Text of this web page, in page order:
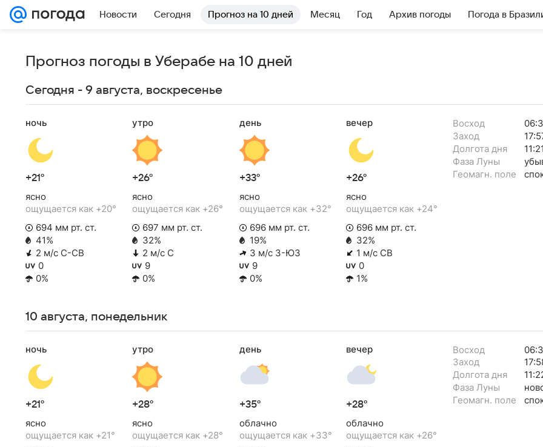
Новости Сегодня Прогноз на 10 дней Месяц Год Архив погоды Погода в
Прогноз погоды в Уберабе на 10 дней
Сегодня - 9 августа, воскресенье
ночь
+21°
ясно
ощущается как +20°
694 мм рт. ст.
41%
2 м/с С-СВ
0
0%
утро
+26°
ясно
ощущается как +26°
697 мм рт. ст.
32%
2 м/с С
9
0%
день
+33°
ясно
ощущается как +32°
696 мм рт. ст.
19%
3 м/с З-ЮЗ
9
0%
вечер
+26°
ясно
ощущается как +24°
696 мм рт. ст.
32%
1 м/с СВ
0
1%
Восход
Заход
Долгота дня
11:21
Фаза Луны
Геомагн. поле
10 августа, понедельник
ночь
+21°
ясно
ощущается как +21°
утро
+28°
ясно
ощущается как +28°
день
+35°
облачно
ощущается как +33°
вечер
+28°
облачно
ощущается как +26°
Восход
Заход
Долгота дня
Фаза Луны
Геомагн. поле